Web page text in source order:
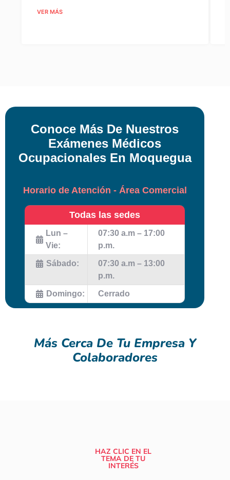
VER MÁS
Conoce Más De Nuestros
Exámenes Médicos
Ocupacionales En Moquegua
Horario de Atención - Área Comercial
Todas las sedes
Lun –
Vie:
07:30 a.m – 17:00
p.m.
Sábado:
07:30 a.m – 13:00
p.m.
Domingo: Cerrado
Más Cerca De Tu Empresa Y
Colaboradores
HAZ CLIC EN EL
TEMA DE TU
INTERÉS